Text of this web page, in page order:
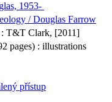
1953-
/ Douglas Farrow
T&T Clark, [2011]
pages) : illustrations
přístup